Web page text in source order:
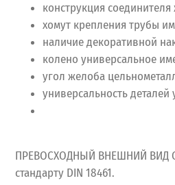
конструкция
хомут крепления трубы
наличие декоративной
колено универсальное
угол желоба
универсальность
ПРЕВОСХОДНЫЙ ВНЕШНИЙ ВИД
стандарту DIN 18461.